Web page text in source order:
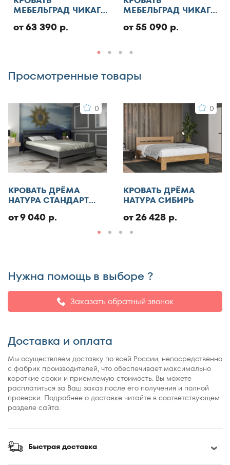
160x195
160x200
170x190
180x186
180x190
180x195
180x200
180x210
185x200
190x200
Добавить отзыв
МЕБЕЛЬГРАД ЧИКАГО
от 63 390 р.
МЕБЕЛЬГРАД ЧИКАГО
от 55 090 р.
Просмотренные товары
0
КРОВАТЬ ДРЁМА
НАТУРА СТАНДАРТ
от 9 040 р.
0
КРОВАТЬ ДРЁМА
НАТУРА СИБИРЬ
от 26 428 р.
Нужна помощь в выборе ?
Заказать обратный звонок
Доставка и оплата
Мы осуществляем доставку по всей России, непосредственно
с фабрик производителей, что обеспечивает максимально
короткие сроки и приемлемую стоимость. Вы можете
расплатиться за Ваш заказ после его получения и полной
проверки. Подробнее о доставке читайте в соответствующем
разделе сайта.
Быстрая доставка